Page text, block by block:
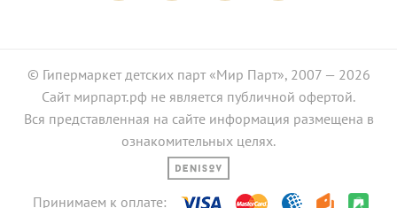
© Гипермаркет детских парт «Мир Парт», 2007 — 2026
Сайт мирпарт.рф не является публичной офертой.
Вся представленная на сайте информация размещена в
ознакомительных целях.
Принимаем к оплате: